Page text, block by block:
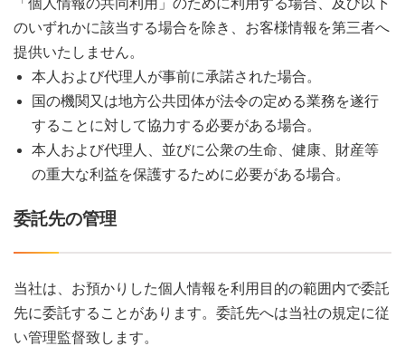
のいずれかに該当する場合を除き、お客様情報を第三者へ
提供いたしません。
本人および代理人が事前に承諾された場合。
国の機関又は地方公共団体が法令の定める業務を遂行
することに対して協力する必要がある場合。
本人および代理人、並びに公衆の生命、健康、財産等
の重大な利益を保護するために必要がある場合。
委託先の管理
当社は、お預かりした個人情報を利用目的の範囲内で委託
先に委託することがあります。委託先へは当社の規定に従
い管理監督致します。